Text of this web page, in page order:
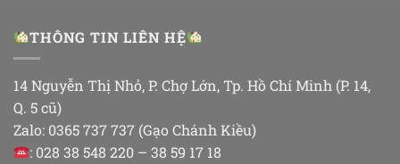
THÔNG TIN LIÊN HỆ
14 Nguyễn Thị Nhỏ, P. Chợ Lớn, Tp. Hồ Chí Minh (P. 14,
Q. 5 cũ)
Zalo: 0365 737 737 (Gạo Chánh Kiều)
: 028 38 548 220 – 38 59 17 18